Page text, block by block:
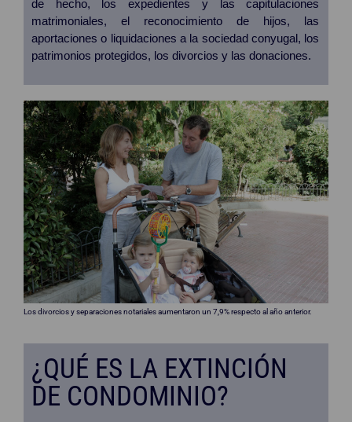
de hecho, los expedientes y las capitulaciones
matrimoniales, el reconocimiento de hijos, las
aportaciones o liquidaciones a la sociedad conyugal, los
patrimonios protegidos, los divorcios y las donaciones.
Los divorcios y separaciones notariales aumentaron un 7,9% respecto al año anterior.
¿QUÉ ES LA EXTINCIÓN
DE CONDOMINIO?